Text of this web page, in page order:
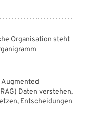
Organisation steht
Daten verstehen,
Entscheidungen